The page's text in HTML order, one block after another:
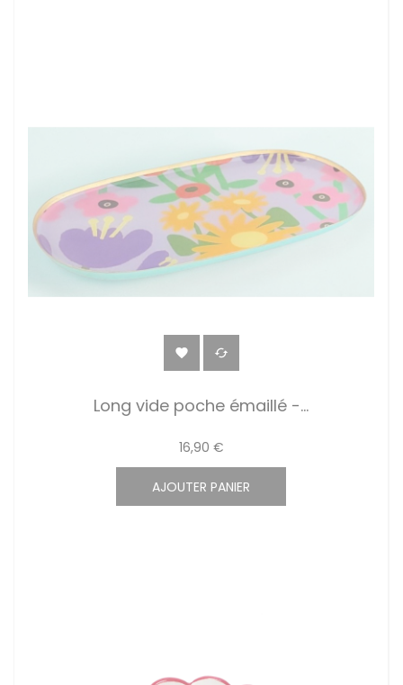
 
Long vide poche émaillé -...
16,90 €
AJOUTER PANIER